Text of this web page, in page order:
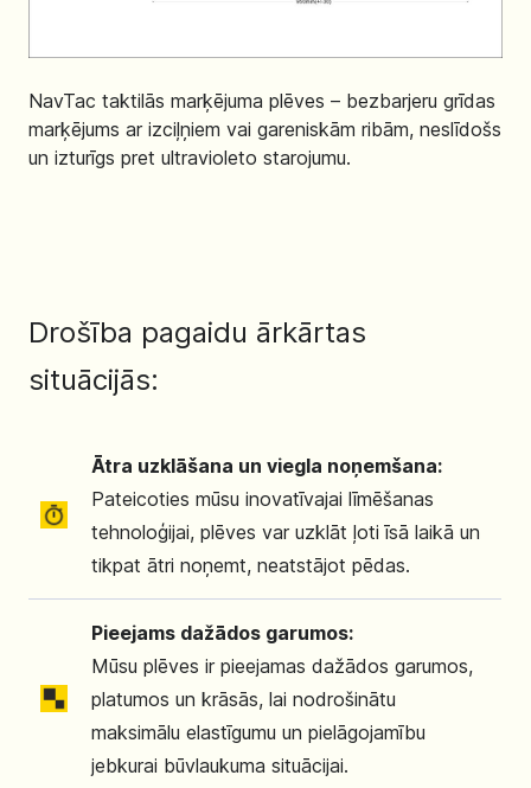
NavTac taktilās marķējuma plēves – bezbarjeru grīdas
marķējums ar izciļņiem vai gareniskām ribām, neslīdošs
un izturīgs pret ultravioleto starojumu.
Drošība pagaidu ārkārtas
situācijās:
Ātra uzklāšana un viegla noņemšana:
Pateicoties mūsu inovatīvajai līmēšanas
tehnoloģijai, plēves var uzklāt ļoti īsā laikā un
tikpat ātri noņemt, neatstājot pēdas.
Pieejams dažādos garumos:
Mūsu plēves ir pieejamas dažādos garumos,
platumos un krāsās, lai nodrošinātu
maksimālu elastīgumu un pielāgojamību
jebkurai būvlaukuma situācijai.